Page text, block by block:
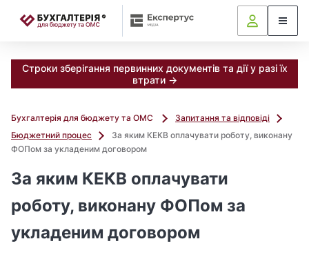
Строки зберігання первинних документів та дії у разі їх
втрати →
Бухгалтерія для бюджету та ОМС
Запитання та відповіді
Бюджетний процес
За яким КЕКВ оплачувати роботу, виконану
ФОПом за укладеним договором
За яким КЕКВ оплачувати
роботу, виконану ФОПом за
укладеним договором